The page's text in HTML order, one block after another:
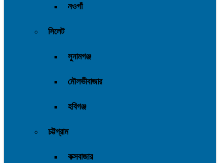
নওগাঁ
সিলেট
সুনামগঞ্জ
মৌলভীবাজার
হবিগঞ্জ
চট্টগ্রাম
কক্সবাজার